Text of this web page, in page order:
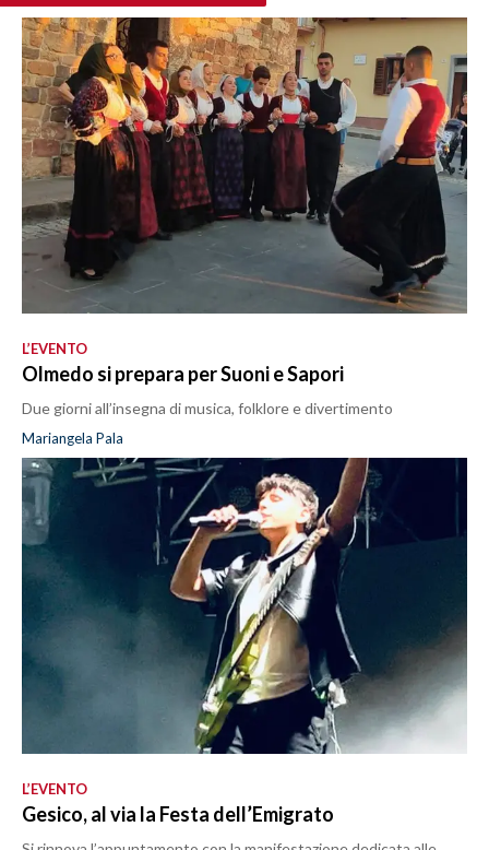
L’EVENTO
Olmedo si prepara per Suoni e Sapori
Due giorni all’insegna di musica, folklore e divertimento
Mariangela Pala
L’EVENTO
Gesico, al via la Festa dell’Emigrato